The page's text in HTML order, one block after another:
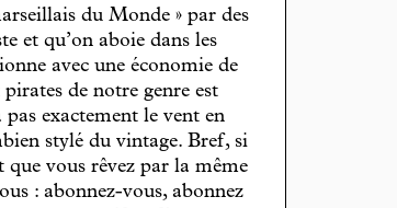
du Monde » par des
et qu’on aboie dans les
avec une économie de
de notre genre est
exactement le vent en
stylé du vintage. Bref, si
que vous rêvez par la même
: abonnez-vous, abonnez